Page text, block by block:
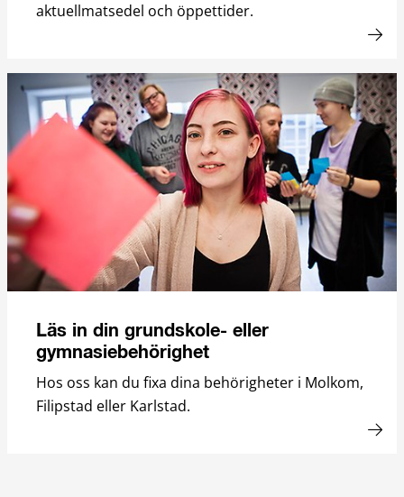
aktuellmatsedel och öppettider.
Läs in din grundskole- eller
gymnasiebehörighet
Hos oss kan du fixa dina behörigheter i Molkom,
Filipstad eller Karlstad.